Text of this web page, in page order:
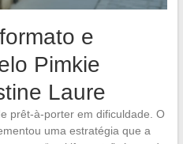
e
Pimkie
Laure
prêt-à-porter em dificuldade. O
uma estratégia que a